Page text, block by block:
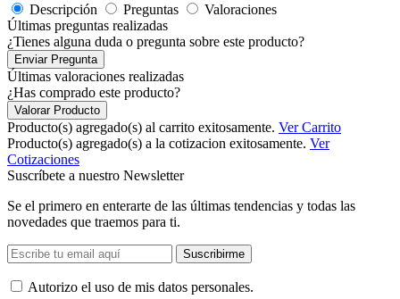
Descripción
Preguntas
Valoraciones
Últimas preguntas realizadas
¿Tienes alguna duda o pregunta sobre este producto?
Enviar Pregunta
Últimas valoraciones realizadas
¿Has comprado este producto?
Valorar Producto
Producto(s) agregado(s) al carrito exitosamente. Ver Carrito
Producto(s) agregado(s) a la cotizacion exitosamente. Ver
Cotizaciones
Suscríbete a nuestro Newsletter
Se el primero en enterarte de las últimas tendencias y todas las
novedades que traemos para ti.
Suscribirme
Autorizo ​​el uso de mis datos personales.